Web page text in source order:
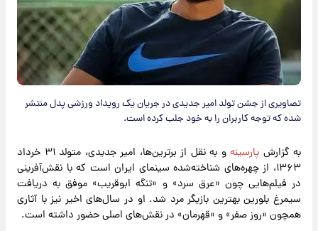
تصاویری از جشن تولد امیر جدیدی در جریان یک رویداد ورزشی پدل منتشر
شده که توجه کاربران را به خود جلب کرده است.
به گزارش پارسینه
و به نقل از برترین‌ها، امیر جدیدی، متولد ۳۱ خرداد
۱۳۶۳، از چهره‌های شناخته‌شده سینمای ایران است که با نقش‌آفرینی
در فیلم‌هایی چون «عرق سرد» و «تنگه ابوقریب» موفق به دریافت
سیمرغ بلورین بهترین بازیگر مرد شد. او در سال‌های اخیر نیز با آثاری
همچون «روز صفر» و «قهرمان» در نقش‌های اصلی حضور داشته است.